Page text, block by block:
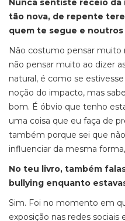
Nunca sentiste receio
tão nova, de repente
quem te segue e noutros
Não costumo pensar muito
não pensar muito ao dizer
natural, é como se
noção do impacto, mas
bom. É óbvio que tenho
uma coisa que eu faça de
também porque sei que
influenciar da mesma
No teu livro, também
bullying enquanto
Sim. Foi no momento em
exposição nas redes sociais